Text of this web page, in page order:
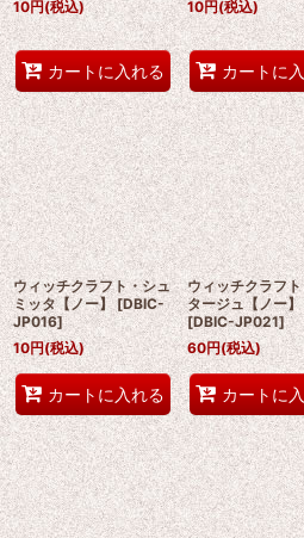
10円(税込)
カートに入れる
10円(税込)
カートに
ウィッチクラフト・シュ
ミッタ【ノー】 [DBIC-
JP016]
10円(税込)
カートに入れる
ウィッチクラフ
タージュ【ノー】
[DBIC-JP021]
60円(税込)
カートに